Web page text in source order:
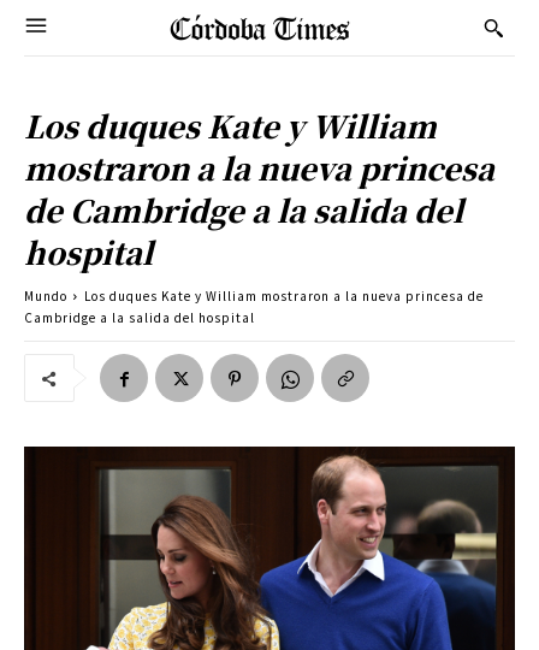
Los duques Kate y William
mostraron a la nueva princesa
de Cambridge a la salida del
hospital
Mundo
Los duques Kate y William mostraron a la nueva princesa de
Cambridge a la salida del hospital